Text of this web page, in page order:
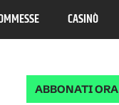
CASINÒ
ABBONATI ORA